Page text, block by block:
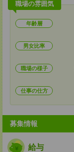
職場の雰囲気
年齢層
男女比率
職場の様子
仕事の仕方
募集情報
給与